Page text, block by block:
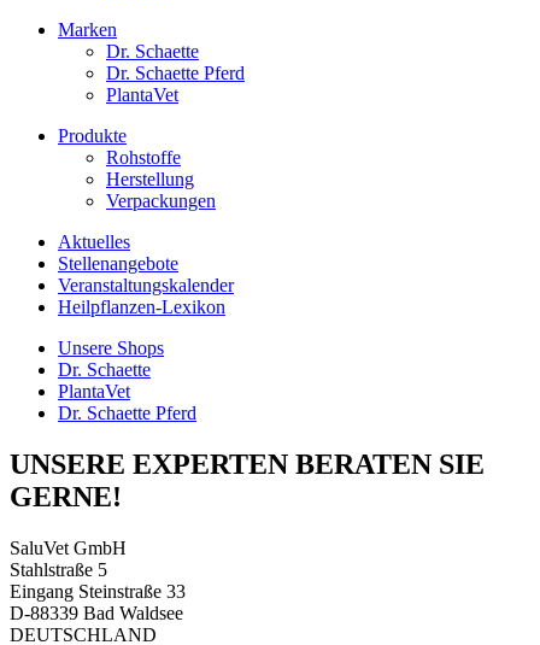
Marken
Dr. Schaette
Dr. Schaette Pferd
PlantaVet
Produkte
Rohstoffe
Herstellung
Verpackungen
Aktuelles
Stellenangebote
Veranstaltungskalender
Heilpflanzen-Lexikon
Unsere Shops
Dr. Schaette
PlantaVet
Dr. Schaette Pferd
UNSERE EXPERTEN BERATEN SIE
GERNE!
SaluVet GmbH
Stahlstraße 5
Eingang Steinstraße 33
D-88339 Bad Waldsee
DEUTSCHLAND